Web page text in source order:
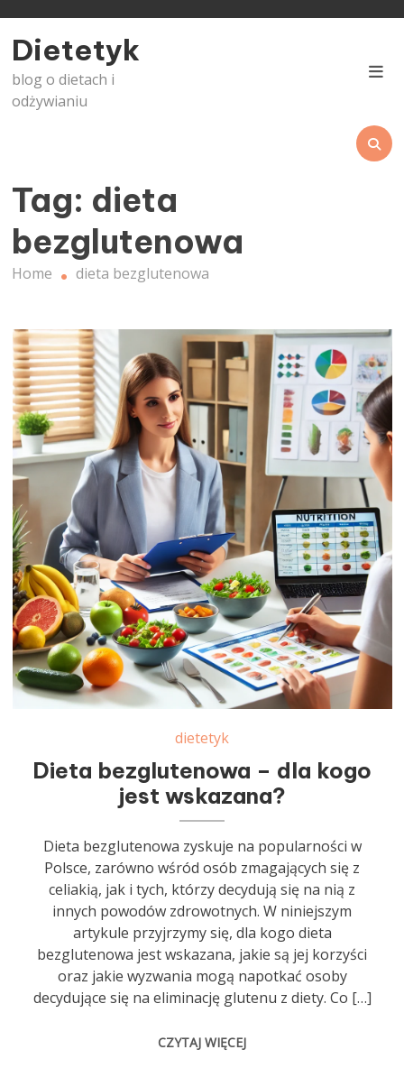
content
Dietetyk
blog o dietach i
odżywianiu
Tag: dieta
bezglutenowa
Home dieta bezglutenowa
dietetyk
Dieta bezglutenowa – dla kogo
jest wskazana?
Dieta bezglutenowa zyskuje na popularności w
Polsce, zarówno wśród osób zmagających się z
celiakią, jak i tych, którzy decydują się na nią z
innych powodów zdrowotnych. W niniejszym
artykule przyjrzymy się, dla kogo dieta
bezglutenowa jest wskazana, jakie są jej korzyści
oraz jakie wyzwania mogą napotkać osoby
decydujące się na eliminację glutenu z diety. Co […]
CZYTAJ WIĘCEJ